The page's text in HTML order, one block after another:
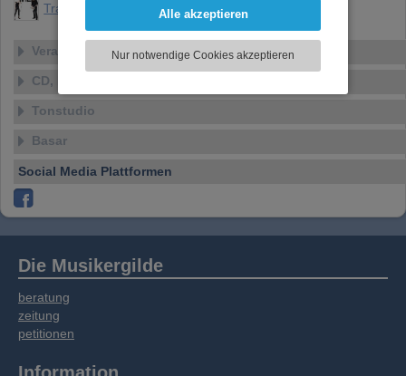
Funktionen für soziale Medien anbieten zu
zu analysieren. Dabei werden ggf.
Informationen zu Ihrer Verwendung unserer
soziale Medien, Werbung und Analysen
weitergegeben. Unsere Partner führen diese
oder die sie im Rahmen Ihrer Nutzung der
Alle akzeptieren
Nur notwendige Cookies akzeptieren
Traincorn
Veranstaltungen
CD, DVD, Vinyl
Tonstudio
Basar
Social Media Plattformen
Die Musikergilde
beratung
zeitung
petitionen